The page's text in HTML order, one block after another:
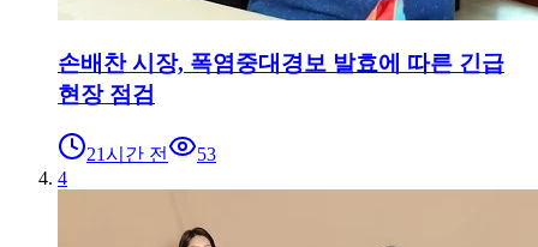
손배찬 시장, 폭염중대경보 발효에 따른 긴급
현장 점검
21시간 전
53
4